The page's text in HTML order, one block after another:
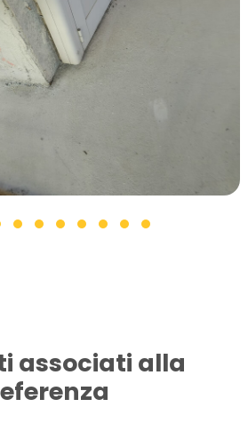
associati alla